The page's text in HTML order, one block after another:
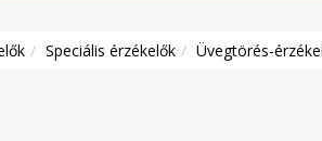
Speciális érzékelők Üvegtörés-